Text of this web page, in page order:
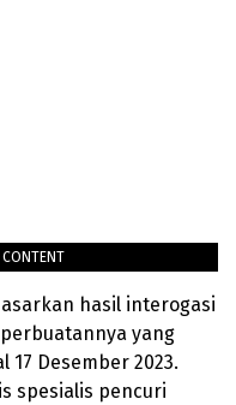
hasil interogasi
yang
Desember 2023.
spesialis pencuri